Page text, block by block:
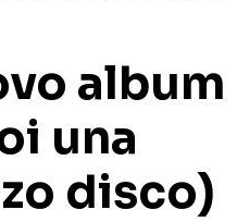
album
una
disco)